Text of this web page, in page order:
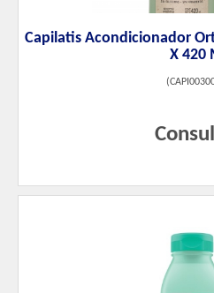
Capilatis Acondicionador
X 420
(